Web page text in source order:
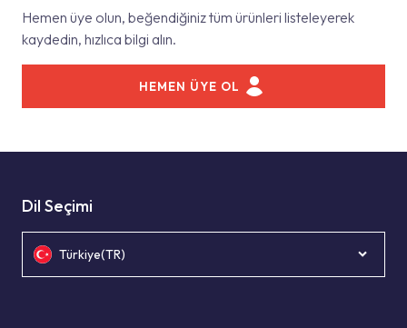
Hemen üye olun, beğendiğiniz tüm ürünleri listeleyerek
kaydedin, hızlıca bilgi alın.
HEMEN ÜYE OL
Dil Seçimi
Türkiye(TR)